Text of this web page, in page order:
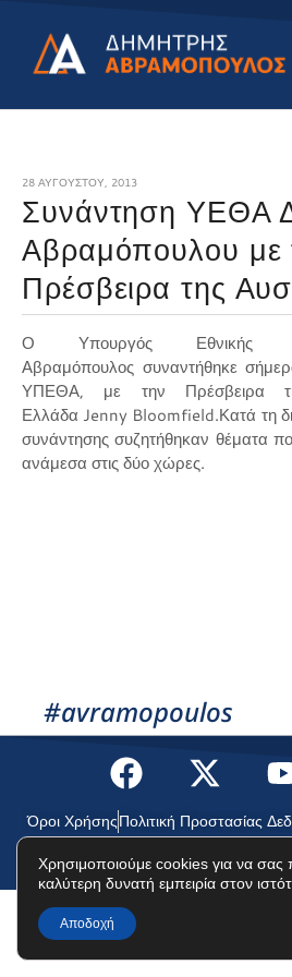
28 ΑΥΓΟΎΣΤΟΥ, 2013
Συνάντηση ΥΕΘΑ
Αβραμόπουλου με
Πρέσβειρα της
Ο Υπουργός Εθνικής
Αβραμόπουλος συναντήθηκε
ΥΠΕΘΑ, με την Πρέσβειρα
Ελλάδα Jenny Bloomfield.Κατά τη
συνάντησης συζητήθηκαν θέματα
ανάμεσα στις δύο χώρες.
#avramopoulos
Όροι ΧρήσηςΠολιτική Προστασίας
©2025 Δημήτρης
Χρησιμοποιούμε cookies για να
καλύτερη δυνατή εμπειρία στον
Αποδοχή